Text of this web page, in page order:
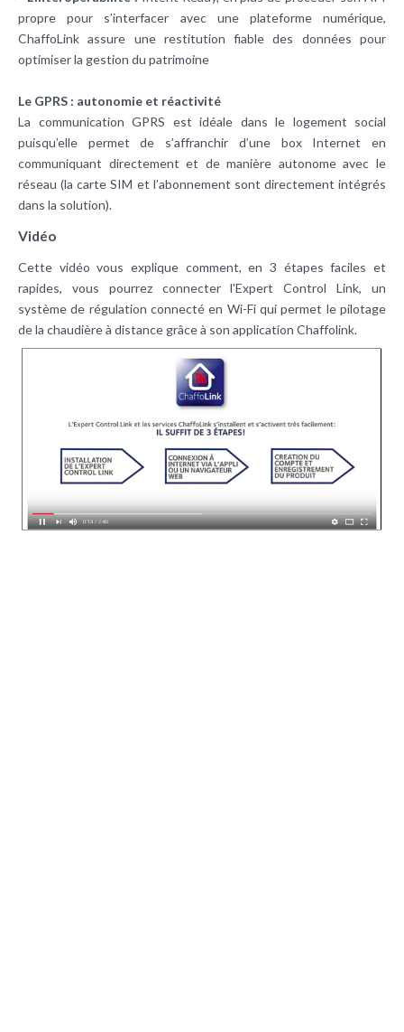
propre pour s’interfacer avec une plateforme numérique,
ChaffoLink assure une restitution fiable des données pour
optimiser la gestion du patrimoine
Le GPRS : autonomie et réactivité
La communication GPRS est idéale dans le logement social
puisqu’elle permet de s’affranchir d’une box Internet en
communiquant directement et de manière autonome avec le
réseau (la carte SIM et l’abonnement sont directement intégrés
dans la solution).
Vidéo
Cette vidéo vous explique comment, en 3 étapes faciles et
rapides, vous pourrez connecter l'Expert Control Link, un
système de régulation connecté en Wi-Fi qui permet le pilotage
de la chaudière à distance grâce à son application Chaffolink.